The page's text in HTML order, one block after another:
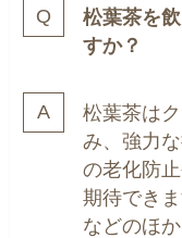
松葉茶を
すか？
松葉茶は
み、強力
の老化防
期待でき
などのほ